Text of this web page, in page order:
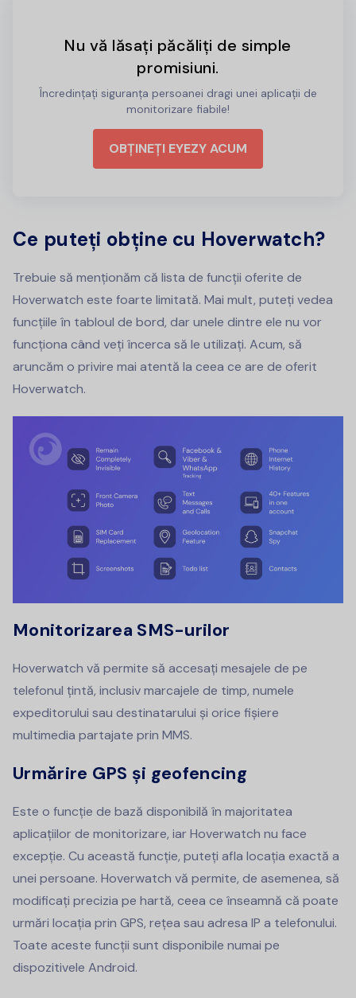
Nu vă lăsați păcăliți de simple
promisiuni.
Încredințați siguranța persoanei dragi unei aplicații de
monitorizare fiabile!
OBȚINEȚI EYEZY ACUM
Ce puteți obține cu Hoverwatch?
Trebuie să menționăm că lista de funcții oferite de
Hoverwatch este foarte limitată. Mai mult, puteți vedea
funcțiile în tabloul de bord, dar unele dintre ele nu vor
funcționa când veți încerca să le utilizați. Acum, să
aruncăm o privire mai atentă la ceea ce are de oferit
Hoverwatch.
Monitorizarea SMS-urilor
Hoverwatch vă permite să accesați mesajele de pe
telefonul țintă, inclusiv marcajele de timp, numele
expeditorului sau destinatarului și orice fișiere
multimedia partajate prin MMS.
Urmărire GPS și geofencing
Este o funcție de bază disponibilă în majoritatea
aplicațiilor de monitorizare, iar Hoverwatch nu face
excepție. Cu această funcție, puteți afla locația exactă a
unei persoane. Hoverwatch vă permite, de asemenea, să
modificați precizia pe hartă, ceea ce înseamnă că poate
urmări locația prin GPS, rețea sau adresa IP a telefonului.
Toate aceste funcții sunt disponibile numai pe
dispozitivele Android.